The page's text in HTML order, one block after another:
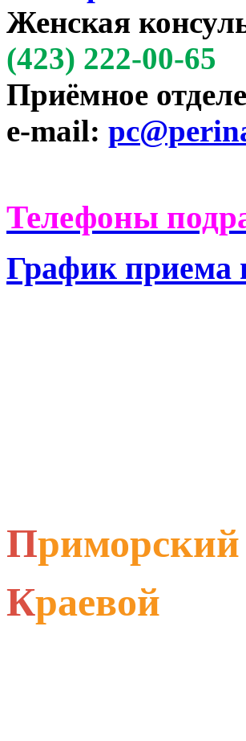
Женская
(423) 222-00-65
Приёмное
e-mail:
Телефоны
График приема
Приморский
Краевой